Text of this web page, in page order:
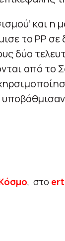
και η
το PP σε
δύο
από το
, στο